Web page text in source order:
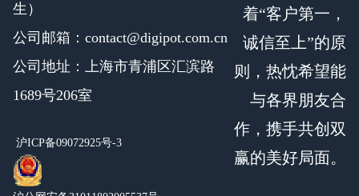
生）
公司邮箱：contact@digipot.com.cn
公司地址：上海市青浦区汇滨路
1689号206室
沪ICP备09072925号-3
着“客户第一，
诚信至上”的原
则，热忱希望能
与各界朋友合
作，携手共创双
赢的美好局面。